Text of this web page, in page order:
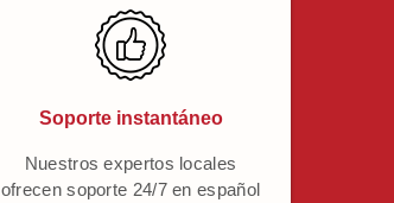
Soporte instantáneo
Nuestros expertos locales
ofrecen soporte 24/7 en español